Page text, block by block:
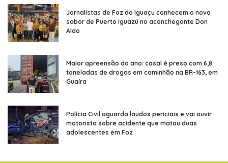
Jornalistas de Foz do Iguaçu conhecem o novo
sabor de Puerto Iguazú no aconchegante Don
Aldo
Maior apreensão do ano: casal é preso com 6,8
toneladas de drogas em caminhão na BR-163, em
Guaíra
Polícia Civil aguarda laudos periciais e vai ouvir
motorista sobre acidente que matou duas
adolescentes em Foz